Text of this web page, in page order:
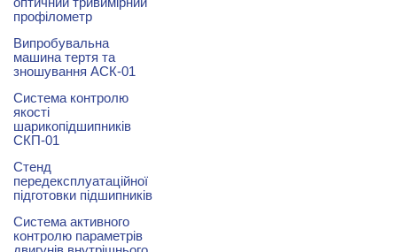
профілометр
Випробувальна
машина тертя та
зношування АСК-01
Система контролю
якості
шарикопідшипників
СКП-01
Стенд
передексплуатаційної
підготовки підшипників
Система активного
контролю параметрів